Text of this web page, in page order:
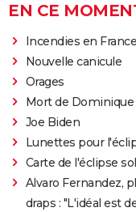
EN CE
Incendies en France
Nouvelle canicule
Orages
Mort de Dominique
Joe Biden
Lunettes pour
Carte de l'éclipse
Alvaro Fernandez,
draps : "L'idéal est